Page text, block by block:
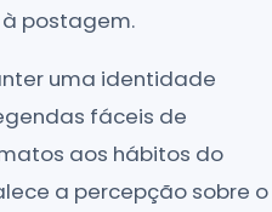
postagem.
uma identidade
fáceis de
aos hábitos do
a percepção sobre o